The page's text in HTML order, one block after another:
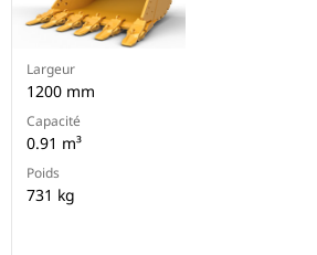
Largeur
1200 mm
Capacité
0.91 m³
Poids
731 kg